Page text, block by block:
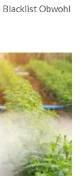
Blacklist Obwohl